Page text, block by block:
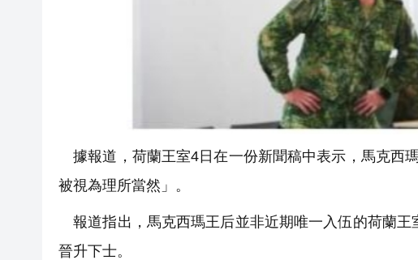
據報道，荷蘭王室4日在一份新聞稿中表示，馬克西
被視為理所當然」。
報道指出，馬克西瑪王后並非近期唯一入伍的荷蘭
晉升下士。